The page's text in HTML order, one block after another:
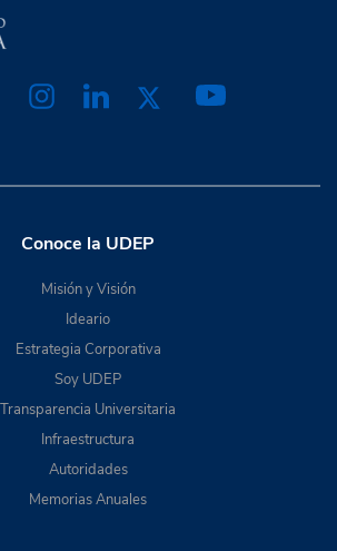
Conoce la UDEP
Misión y Visión
Ideario
Estrategia Corporativa
Soy UDEP
Transparencia Universitaria
Infraestructura
Autoridades
Memorias Anuales